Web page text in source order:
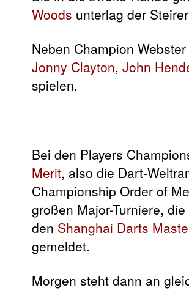
Woods unterlag der
Neben Champion
Jonny Clayton, John
spielen.
Bei den Players
Merit, also die Dart-
Championship Order of
großen Major-Turniere,
den Shanghai Darts
gemeldet.
Morgen steht dann an